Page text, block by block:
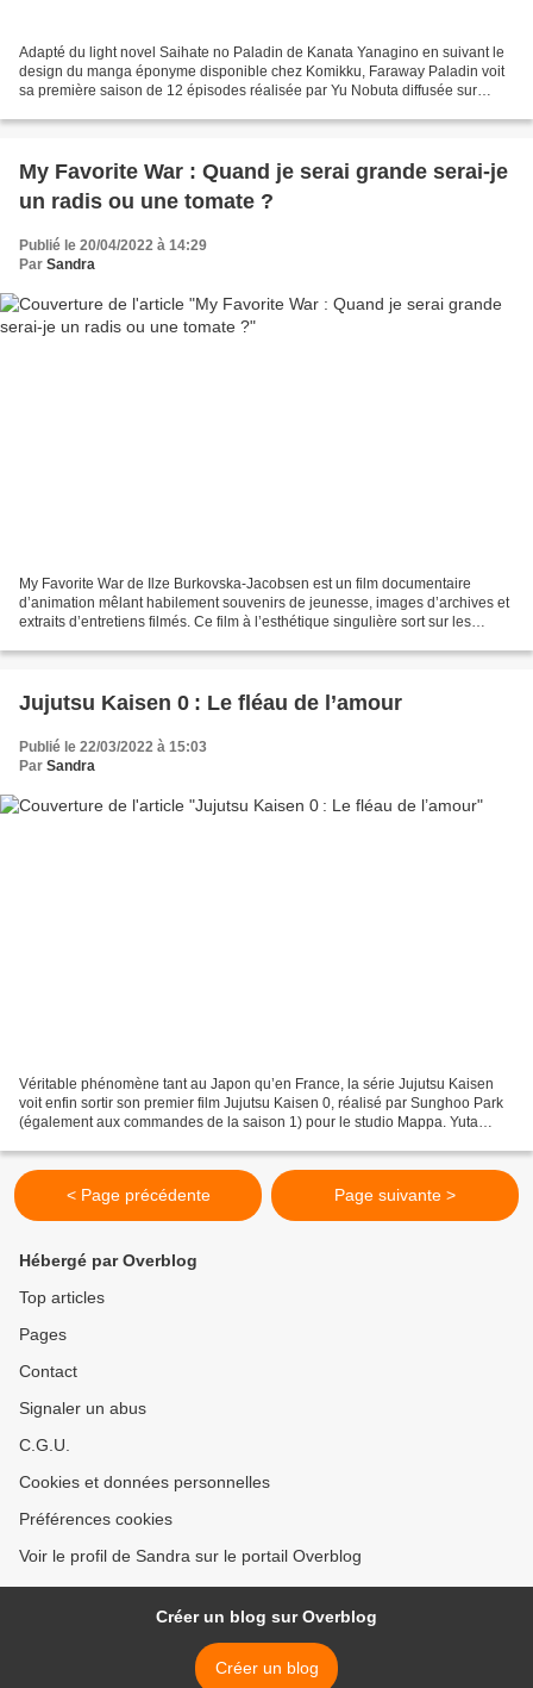
Adapté du light novel Saihate no Paladin de Kanata Yanagino en suivant le
design du manga éponyme disponible chez Komikku, Faraway Paladin voit
sa première saison de 12 épisodes réalisée par Yu Nobuta diffusée sur
My Favorite War : Quand je serai grande serai-je
un radis ou une tomate ?
Publié le 20/04/2022 à 14:29
Par Sandra
My Favorite War de Ilze Burkovska-Jacobsen est un film documentaire
d’animation mêlant habilement souvenirs de jeunesse, images d’archives et
extraits d’entretiens filmés. Ce film à l’esthétique singulière sort sur les
Jujutsu Kaisen 0 : Le fléau de l’amour
Publié le 22/03/2022 à 15:03
Par Sandra
Véritable phénomène tant au Japon qu’en France, la série Jujutsu Kaisen
voit enfin sortir son premier film Jujutsu Kaisen 0, réalisé par Sunghoo Park
(également aux commandes de la saison 1) pour le studio Mappa. Yuta
< Page précédente Page suivante >
Hébergé par Overblog
Top articles
Pages
Contact
Signaler un abus
C.G.U.
Cookies et données personnelles
Préférences cookies
Voir le profil de Sandra sur le portail Overblog
Créer un blog sur Overblog
Créer un blog